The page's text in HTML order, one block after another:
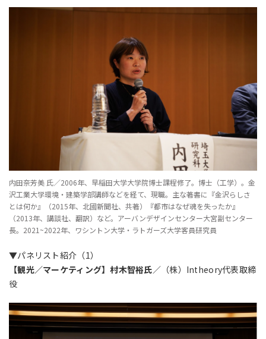
内田奈芳美 氏／2006年、早稲田大学大学院博士課程修了。博士（工学）。金
沢工業大学環境・建築学部講師などを経て、現職。主な著書に『金沢らしさ
とは何か』（2015年、北國新聞社、共著）『都市はなぜ魂を失ったか』
（2013年、講談社、翻訳）など。アーバンデザインセンター大宮副センター
長。2021~2022年、ワシントン大学・ラトガーズ大学客員研究員
▼パネリスト紹介（1）
【観光／マーケティング】村木智裕氏／（株）Intheory代表取締
役